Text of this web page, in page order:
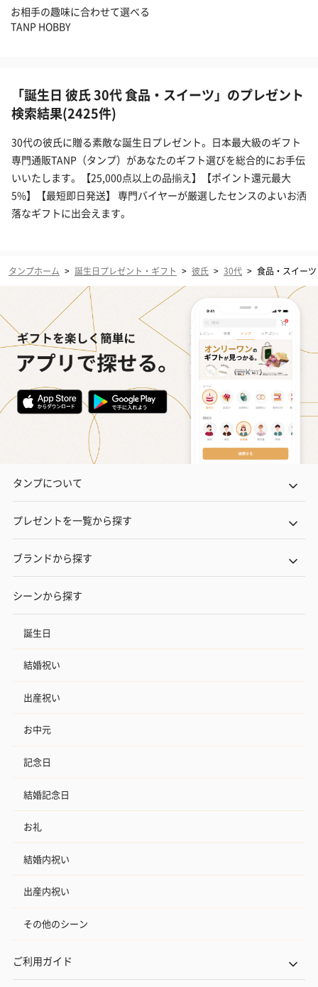
お相手の趣味に合わせて選べる
TANP HOBBY
「誕生日 彼氏 30代 食品・スイーツ」のプレゼント
検索結果(2425件)
30代の彼氏に贈る素敵な誕生日プレゼント。日本最大級のギフト
専門通販TANP（タンプ）があなたのギフト選びを総合的にお手伝
いいたします。【25,000点以上の品揃え】【ポイント還元最大
5%】【最短即日発送】 専門バイヤーが厳選したセンスのよいお洒
落なギフトに出会えます。
タンプホーム > 誕生日プレゼント・ギフト > 彼氏 > 30代 > 食品・スイーツ
タンプについて
プレゼントを一覧から探す
ブランドから探す
シーンから探す
誕生日
結婚祝い
出産祝い
お中元
記念日
結婚記念日
お礼
結婚内祝い
出産内祝い
その他のシーン
ご利用ガイド